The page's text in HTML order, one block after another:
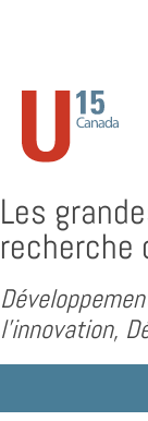
Les
recherche
l’innovation,